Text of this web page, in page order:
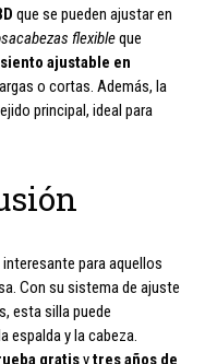
que se pueden ajustar en
flexibleque
ajustable en
o cortas. Además, la
principal, ideal para
para aquellos
Con su sistema de ajuste
esta silla puede
espalda y la cabeza.
gratisytres años de